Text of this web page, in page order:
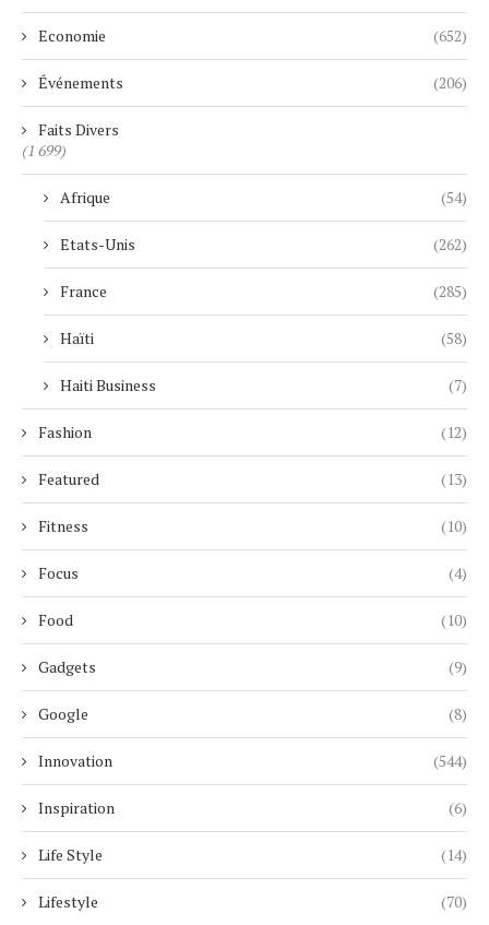
Economie (652)
Événements (206)
Faits Divers
(1 699)
Afrique (54)
Etats-Unis (262)
France (285)
Haïti (58)
Haiti Business (7)
Fashion (12)
Featured (13)
Fitness (10)
Focus (4)
Food (10)
Gadgets (9)
Google (8)
Innovation (544)
Inspiration (6)
Life Style (14)
Lifestyle (70)